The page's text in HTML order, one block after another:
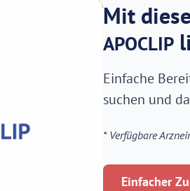
Mit
APOCLIP
Einfache
suchen und
* Verfügbare
Einfacher